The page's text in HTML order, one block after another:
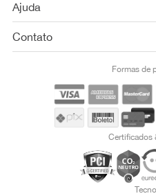
Ajuda
Contato
Formas de
Certificados